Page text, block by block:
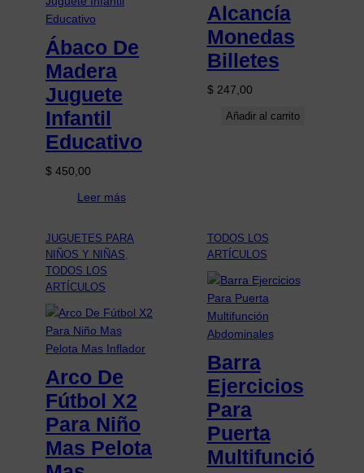
Ábaco De
Madera
Juguete
Infantil
Educativo
$ 450,00
Leer más
Alcancía
Monedas
Billetes
$247,00
Añadir al carrito
JUGUETES PARA
NIÑOS Y NIÑAS
TODOS LOS
ARTÍCULOS
Arco De
Fútbol X2
Para Niño
Mas Pelota
TODOS LOS
ARTÍCULOS
Barra
Ejercicios
Para
Puerta
Multifunció